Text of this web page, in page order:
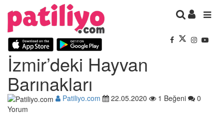
İzmir’deki Hayvan
Barınakları
Patiliyo.com 22.05.2020 1 Beğeni
0
Yorum